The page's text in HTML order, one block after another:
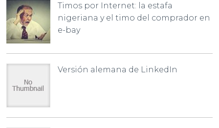
Timos por Internet: la estafa
nigeriana y el timo del comprador en
e-bay
Versión alemana de LinkedIn